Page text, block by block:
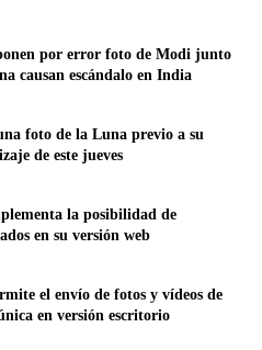
por error foto de Modi junto
causan escándalo en India
foto de la Luna previo a su
de este jueves
la posibilidad de
en su versión web
el envío de fotos y vídeos de
en versión escritorio